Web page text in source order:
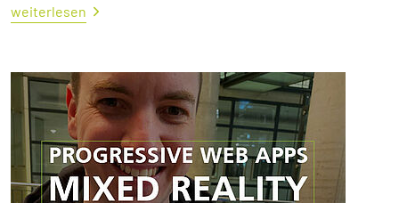
weiterlesen